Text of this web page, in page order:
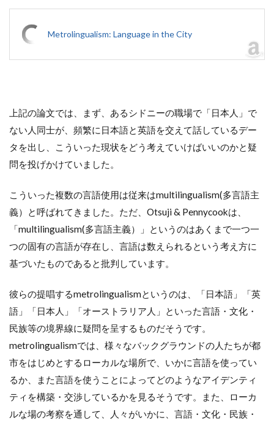
Metrolingualism: Language in the City
上記の論文では、まず、あるシドニーの職場で「日本人」で
ない人同士が、頻繁に日本語と英語を交えて話しているデー
タを出し、こういった現状をどう考えていけばいいのかと疑
問を投げかけていました。
こういった複数の言語使用は従来はmultilingualism(多言語主
義）と呼ばれてきました。ただ、Otsuji & Pennycookは、
「multilingualism(多言語主義）」というのはあくまで一つ一
つの固有の言語が存在し、言語は数えられるという考え方に
基づいたものであると批判しています。
彼らの提唱するmetrolingualismというのは、「日本語」「英
語」「日本人」「オーストラリア人」といった言語・文化・
民族等の境界線に疑問を呈するものだそうです。
metrolingualismでは、様々なバックグラウンドの人たちが都
市をはじめとするローカルな場所で、いかに言語を使ってい
るか、また言語を使うことによってどのようなアイデンティ
ティを構築・交渉しているかを見るそうです。また、ローカ
ルな場の考察を通して、人々がいかに、言語・文化・民族・